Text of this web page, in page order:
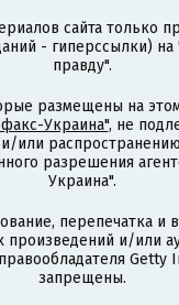
сайта только
- гиперссылки)
правду".
размещены на
Украина", не
или
разрешения
Украина".
перепечатка и
произведений и/или
Getty
запрещены.